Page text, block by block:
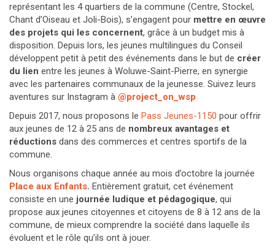
représentant les 4 quartiers de la commune (Centre, Stockel,
Chant d’Oiseau et Joli-Bois), s’engagent pour mettre en œuvre
des projets qui les concernent, grâce à un budget mis à
disposition. Depuis lors, les jeunes multilingues du Conseil
développent petit à petit des événements dans le but de créer
du lien entre les jeunes à Woluwe-Saint-Pierre, en synergie
avec les partenaires communaux de la jeunesse. Suivez leurs
aventures sur Instagram à @project_on_wsp
Depuis 2017, nous proposons le Pass Jeunes-1150 pour offrir
aux jeunes de 12 à 25 ans de nombreux avantages et
réductions dans des commerces et centres sportifs de la
commune.
Nous organisons chaque année au mois d’octobre la journée
Place aux Enfants. Entièrement gratuit, cet événement
consiste en une journée ludique et pédagogique, qui
propose aux jeunes citoyennes et citoyens de 8 à 12 ans de la
commune, de mieux comprendre la société dans laquelle ils
évoluent et le rôle qu’ils ont à jouer.